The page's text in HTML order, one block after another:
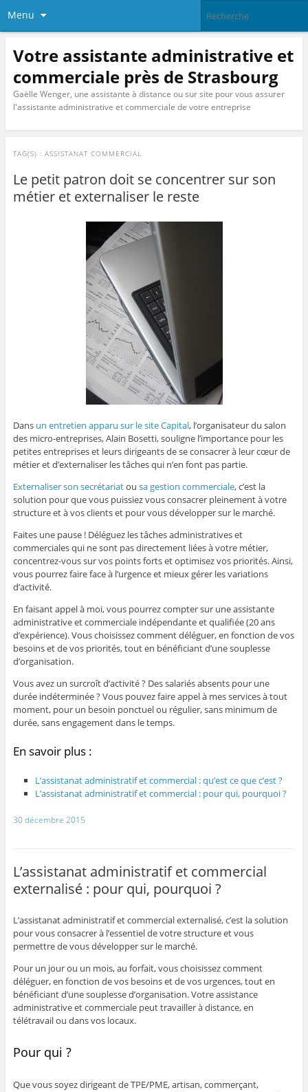
Menu
Votre assistante administrative et
commerciale près de Strasbourg
Gaëlle Wenger, une assistante à distance ou sur site pour vous assurer
l'assistante administrative et commerciale de votre entreprise
TAG(S) : ASSISTANAT COMMERCIAL
Le petit patron doit se concentrer sur son
métier et externaliser le reste
Dans un entretien apparu sur le site Capital, l’organisateur du salon
des micro-entreprises, Alain Bosetti, souligne l’importance pour les
petites entreprises et leurs dirigeants de se consacrer à leur cœur de
métier et d’externaliser les tâches qui n’en font pas partie.
Externaliser son secrétariatou sa gestion commerciale, c’est la
solution pour que vous puissiez vous consacrer pleinement à votre
structure et à vos clients et pour vous développer sur le marché.
Faites une pause ! Déléguez les tâches administratives et
commerciales qui ne sont pas directement liées à votre métier,
concentrez-vous sur vos points forts et optimisez vos priorités. Ainsi,
vous pourrez faire face à l’urgence et mieux gérer les variations
d’activité.
En faisant appel à moi, vous pourrez compter sur une assistante
administrative et commerciale indépendante et qualifiée (20 ans
d’expérience). Vous choisissez comment déléguer, en fonction de vos
besoins et de vos priorités, tout en bénéficiant d’une souplesse
d’organisation.
Vous avez un surcroît d’activité ? Des salariés absents pour une
durée indéterminée ? Vous pouvez faire appel à mes services à tout
moment, pour un besoin ponctuel ou régulier, sans minimum de
durée, sans engagement dans le temps.
En savoir plus :
L’assistanat administratif et commercial : qu’est ce que c’est ?
L’assistanat administratif et commercial : pour qui, pourquoi ?
30 décembre 2015
L’assistanat administratif et commercial
externalisé : pour qui, pourquoi ?
L’assistanat administratif et commercial externalisé, c’est la solution
pour vous consacrer à l’essentiel de votre structure et vous
permettre de vous développer sur le marché.
Pour un jour ou un mois, au forfait, vous choisissez comment
déléguer, en fonction de vos besoins et de vos urgences, tout en
bénéficiant d’une souplesse d’organisation. Votre assistance
administrative et commerciale peut travailler à distance, en
télétravail ou dans vos locaux.
Pour qui ?
Que vous soyez dirigeant de TPE/PME, artisan, commerçant,